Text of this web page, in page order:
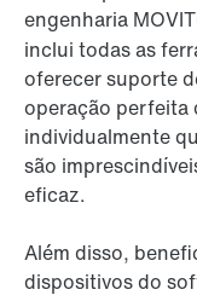
engenharia
inclui todas as
oferecer suporte
operação perfeita
individualmente
são
eficaz.
Além disso,
dispositivos do